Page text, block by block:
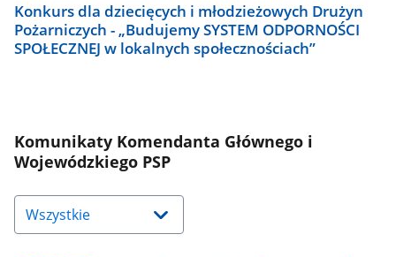
Konkurs dla dziecięcych i młodzieżowych Drużyn
Pożarniczych - „Budujemy SYSTEM ODPORNOŚCI
SPOŁECZNEJ w lokalnych społecznościach”
Komunikaty Komendanta Głównego i
Wojewódzkiego PSP
Naciśnij
strzałkę
w